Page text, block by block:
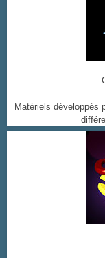
Matériels développés